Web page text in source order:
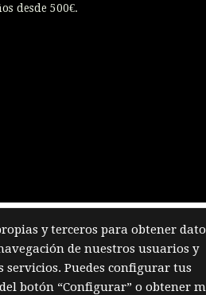
desde 500€.
y terceros para obtener
de nuestros usuarios y
Puedes configurar tus
botón “Configurar” o obtener